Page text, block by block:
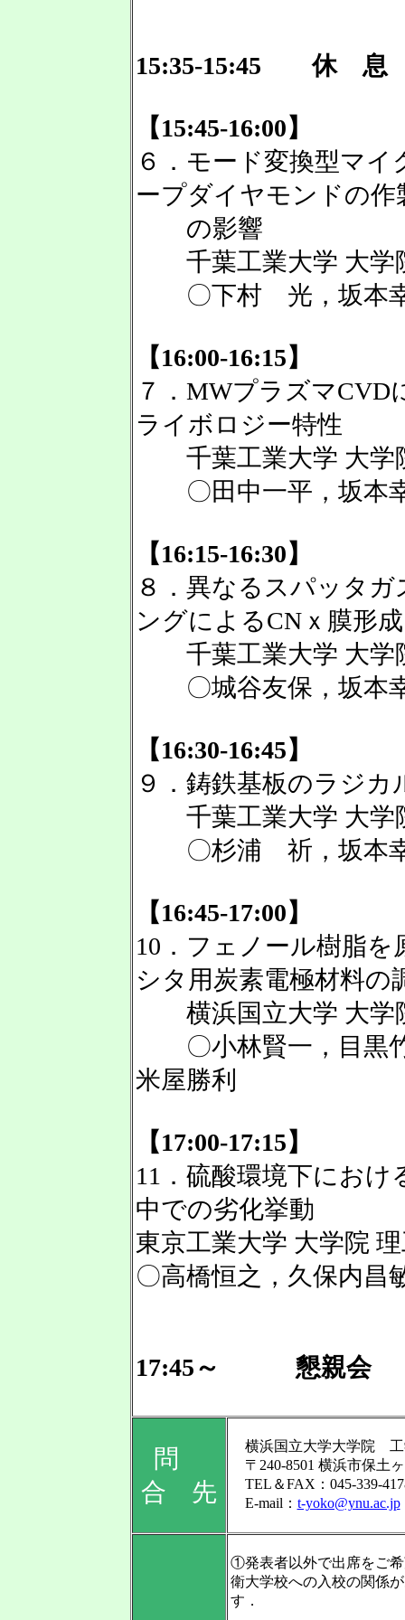
15:35-15:45 休 息
【15:45-16:00】
６．モード変換型マ
ープダイヤモンドの
の影響
千葉工業大学 大学
〇下村 光，坂本
【16:00-16:15】
７．MWプラズマ
ライボロジー特性
千葉工業大学 大学
〇田中一平，坂本
【16:15-16:30】
８．異なるスパッタ
ングによるCNｘ膜形成
千葉工業大学 大学
〇城谷友保，坂本
【16:30-16:45】
９．鋳鉄基板のラジカ
千葉工業大学 大学
〇杉浦 祈，坂本
【16:45-17:00】
10．フェノール樹脂
シタ用炭素電極材料の
横浜国立大学 大学
〇小林賢一，目黒
米屋勝利
【17:00-17:15】
11．硫酸環境下にお
中での劣化挙動
東京工業大学 大学院
〇高橋恒之，久保内昌
17:45～ 懇親会
問
合 先
横浜国立大学大学院
〒240-8501 横浜市保土
TEL＆FAX：045-339-
E-mail： t-yoko@ynu.ac.jp
①発表者以外で出席をご
衛大学校への入校の関係
す．